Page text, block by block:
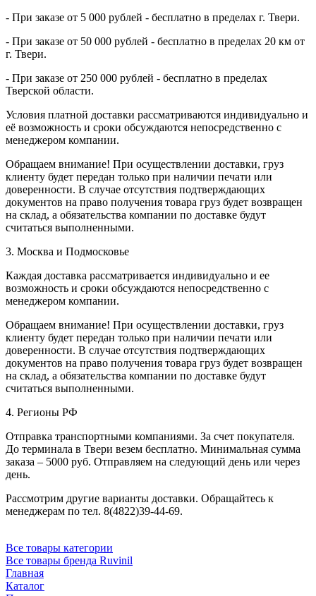
- При заказе от 5 000 рублей - бесплатно в пределах г. Твери.
- При заказе от 50 000 рублей - бесплатно в пределах 20 км от
г. Твери.
- При заказе от 250 000 рублей - бесплатно в пределах
Тверской области.
Условия платной доставки рассматриваются индивидуально и
её возможность и сроки обсуждаются непосредственно с
менеджером компании.
Обращаем внимание! При осуществлении доставки, груз
клиенту будет передан только при наличии печати или
доверенности. В случае отсутствия подтверждающих
документов на право получения товара груз будет возвращен
на склад, а обязательства компании по доставке будут
считаться выполненными.
3. Москва и Подмосковье
Каждая доставка рассматривается индивидуально и ее
возможность и сроки обсуждаются непосредственно с
менеджером компании.
Обращаем внимание! При осуществлении доставки, груз
клиенту будет передан только при наличии печати или
доверенности. В случае отсутствия подтверждающих
документов на право получения товара груз будет возвращен
на склад, а обязательства компании по доставке будут
считаться выполненными.
4. Регионы РФ
Отправка транспортными компаниями. За счет покупателя.
До терминала в Твери везем бесплатно. Минимальная сумма
заказа – 5000 руб. Отправляем на следующий день или через
день.
Рассмотрим другие варианты доставки. Обращайтесь к
менеджерам по тел. 8(4822)39-44-69.
Все товары категории
Все товары бренда Ruvinil
Главная
Каталог